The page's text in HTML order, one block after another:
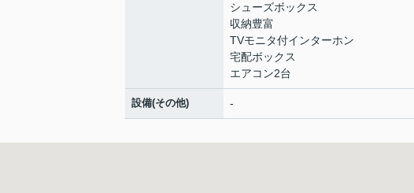
シューズボックス
収納豊富
TVモニタ付インターホン
宅配ボックス
エアコン2台
設備(その他) -